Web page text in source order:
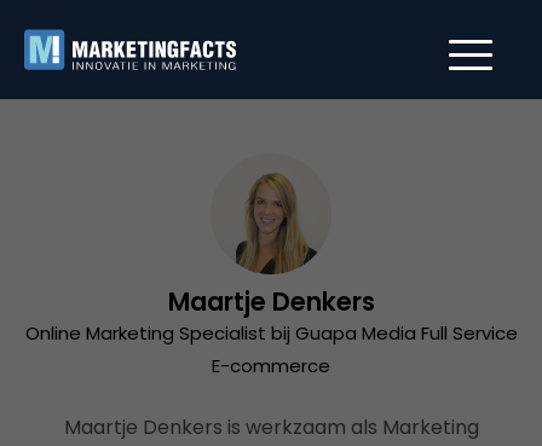
Maartje Denkers
Online Marketing Specialist bij Guapa Media Full Service
E-commerce
Maartje Denkers is werkzaam als Marketing